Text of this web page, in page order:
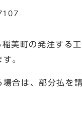
町の発注する工
。
合は、部分払を